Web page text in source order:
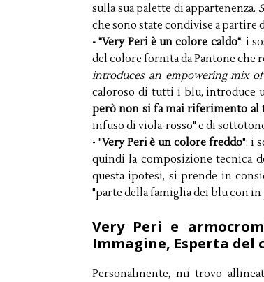
sulla sua palette di appartenenza.
che sono state condivise a partire
- "Very Peri è un colore caldo": i
del colore fornita da Pantone che
introduces an empowering mix
caloroso di tutti i blu, introduce
però non si fa mai riferimento al
infuso di viola-rosso" e di
- "Very Peri è un colore freddo": i
quindi la composizione tecnica
questa ipotesi, si prende in
"parte della famiglia dei blu con
Very Peri e
Immagine, Esperta del
Personalmente, mi trovo